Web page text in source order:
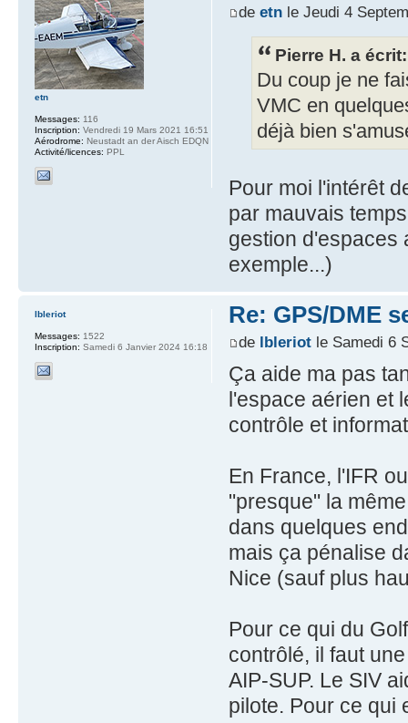
de etnle Jeudi 4
Pierre H. a écrit:
Du coup je ne
VMC en
déjà bien
Pour moi l'intérêt
par mauvais
gestion d'espaces
exemple...)
etn
Messages: 116
Inscription: Vendredi 19 Mars 2021 16:51
Aérodrome: Neustadt an der Aisch EDQN
Activité/licences: PPL
Re: GPS/DME
de lbleriotle Samedi 6
Ça aide ma pas
l'espace aérien et
contrôle et
En France, l'IFR
"presque" la
dans quelques
mais ça pénalise
Nice (sauf plus
Pour ce qui du
contrôlé, il faut
AIP-SUP. Le SIV
pilote. Pour ce qui
lbleriot
Messages: 1522
Inscription: Samedi 6 Janvier 2024 16:18